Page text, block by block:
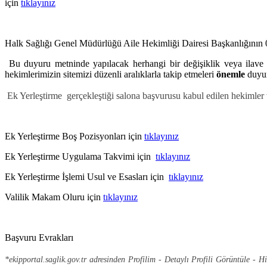
için tıklayınız
Halk Sağlığı Genel Müdürlüğü Aile Hekimliği Dairesi
Bu duyuru metninde yapılacak herhangi bir değişiklik veya
hekimlerimizin sitemizi düzenli aralıklarla takip etmeleri önemle
Ek Yerleştirme gerçekleştiği salona başvurusu kabul edilen hekimler
Ek Yerleştirme Boş Pozisyonları için tıklayınız
Ek Yerleştirme Uygulama Takvimi için tıklayınız
Ek Yerleştirme İşlemi Usul ve Esasları için tıklayınız
Valilik Makam Oluru için tıklayınız
Başvuru Evrakları
*ekipportal.saglik.gov.tr adresinden Profilim - Detaylı Profili Görüntüle -